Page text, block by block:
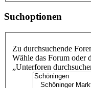
Suchoptionen
Zu durchsuchende
Wähle das Forum oder
„Unterforen